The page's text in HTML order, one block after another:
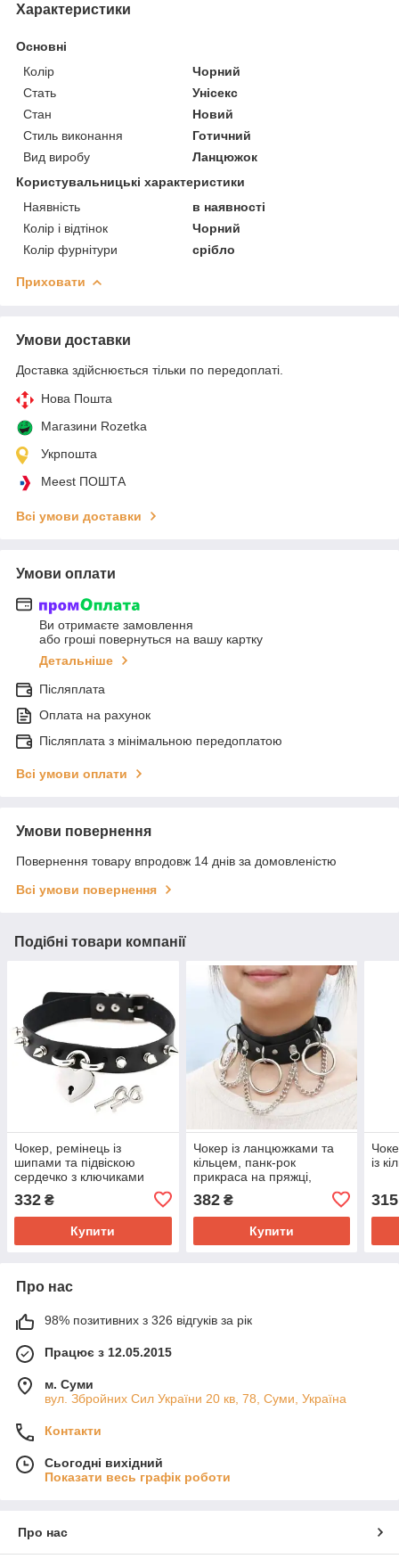
Характеристики
Основні
Колір
Чорний
Стать
Унісекс
Стан
Новий
Стиль виконання
Готичний
Вид виробу
Ланцюжок
Користувальницькі характеристики
Наявність
в наявності
Колір і відтінок
Чорний
Колір фурнітури
срібло
Приховати
Умови доставки
Доставка здійснюється тільки по передоплаті.
Нова Пошта
Магазини Rozetka
Укрпошта
Meest ПОШТА
Всі умови доставки
Умови оплати
Ви отримаєте замовлення
або гроші повернуться на вашу картку
Детальніше
Післяплата
Оплата на рахунок
Післяплата з мінімальною передоплатою
Всі умови оплати
Умови повернення
Повернення товару впродовж 14 днів за домовленістю
Всі умови повернення
Подібні товари компанії
Чокер, ремінець із
шипами та підвіскою
сердечко з ключиками
332 ₴
Купити
Чокер із ланцюжками та
кільцем, панк-рок
прикраса на пряжці,
382₴
Купити
із
315
Про нас
98% позитивних з 326 відгуків за рік
Працює з 12.05.2015
м. Суми
вул. Збройних Сил України 20 кв, 78, Суми, Україна
Контакти
Сьогодні вихідний
Показати весь графік роботи
Про нас